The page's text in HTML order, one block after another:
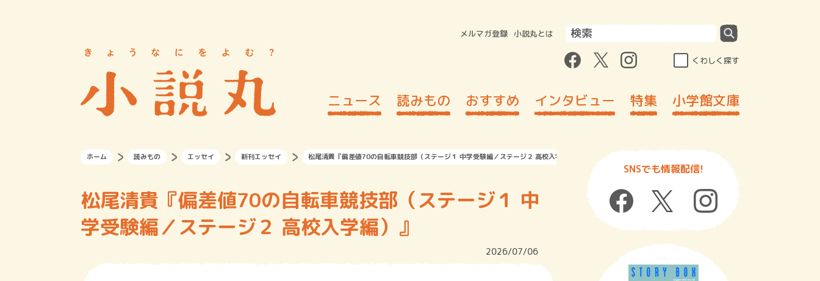
メルマガ登録 小説丸とは
くわしく探す
ニュース 読みもの おすすめ インタビュー 特集 小学館文庫
ホーム 読みもの エッセイ 新刊エッセイ 松尾清貴『偏差値70の自転車競技部（ステージ１ 中学受験編／ステージ２ 高校入学編）』
松尾清貴『偏差値70の自転車競技部（ステージ１ 中
学受験編／ステージ２ 高校入学編）』
2026/07/06
SNSでも情報配信!